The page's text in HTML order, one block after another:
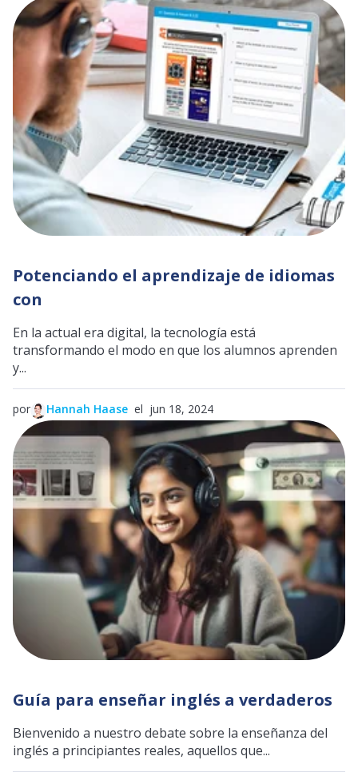
Potenciando el aprendizaje de idiomas
con
En la actual era digital, la tecnología está
transformando el modo en que los alumnos aprenden
y...
por Hannah Haase el jun 18, 2024
Guía para enseñar inglés a verdaderos
Bienvenido a nuestro debate sobre la enseñanza del
inglés a principiantes reales, aquellos que...